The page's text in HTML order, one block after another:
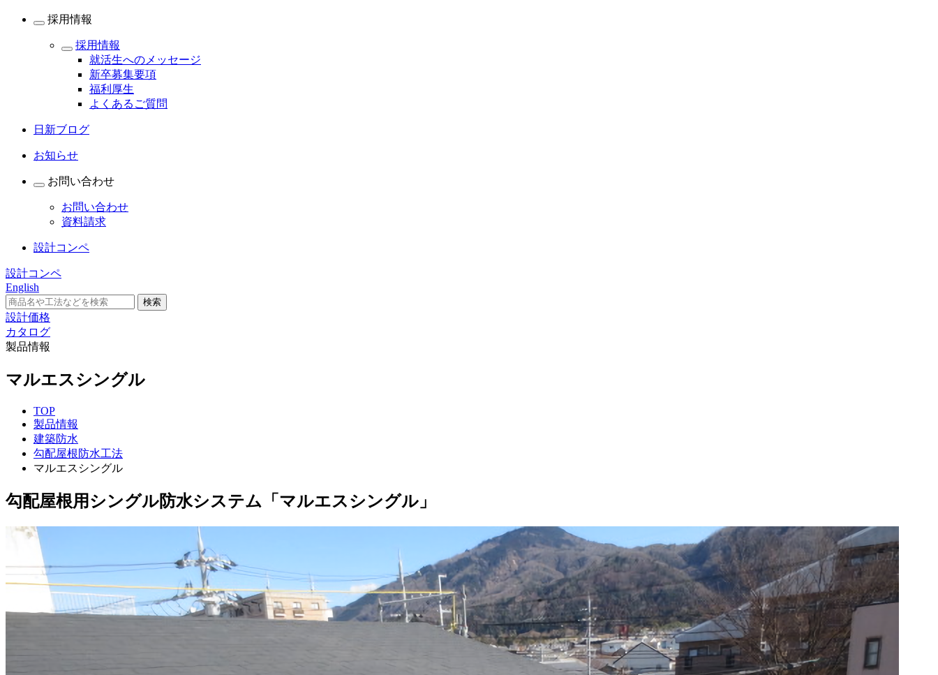
採用情報
採用情報
就活生へのメッセージ
新卒募集要項
福利厚生
よくあるご質問
日新ブログ
お知らせ
お問い合わせ
お問い合わせ
資料請求
設計コンペ
設計コンペ
English
設計価格
カタログ
製品情報
マルエスシングル
TOP
製品情報
建築防水
勾配屋根防水工法
マルエスシングル
勾配屋根用シングル防水システム「マルエスシングル」